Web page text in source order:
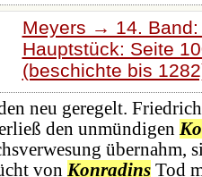
Meyers → 14.
Hauptstück: Seite
(beschichte bis
neu geregelt.
den unmündigen
übernahm,
von KonradinsTod